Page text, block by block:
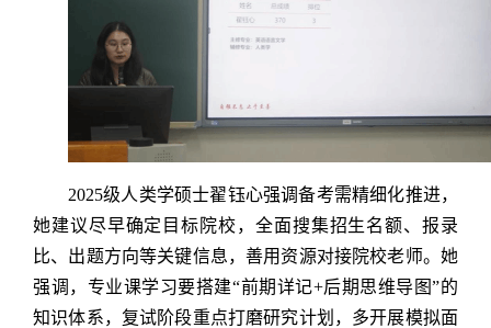
2025级人类学硕士翟钰心强调备考需精细化推进，
她建议尽早确定目标院校，全面搜集招生名额、报录
比、出题方向等关键信息，善用资源对接院校老师。她
强调，专业课学习要搭建“前期详记+后期思维导图”的
知识体系，复试阶段重点打磨研究计划，多开展模拟面